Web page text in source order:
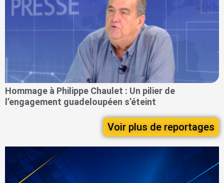
Hommage à Philippe Chaulet : Un pilier de
l’engagement guadeloupéen s’éteint
Voir plus de reportages